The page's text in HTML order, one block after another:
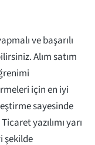
ve başarılı
Alım satım
için en iyi
sayesinde
yazılımı yarı
şekilde